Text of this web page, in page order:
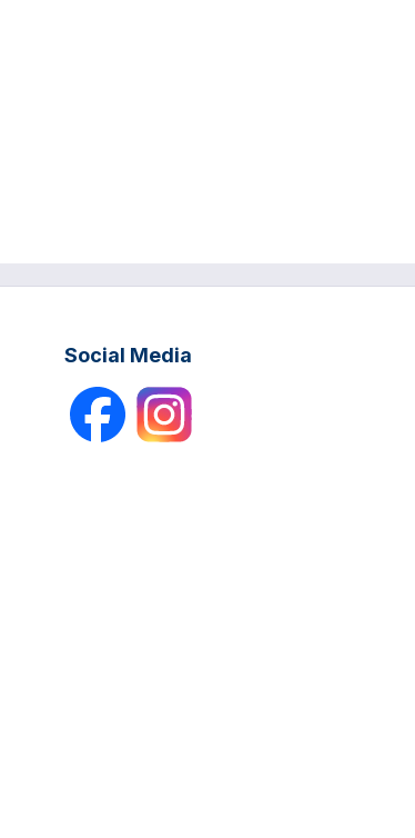
Social Media